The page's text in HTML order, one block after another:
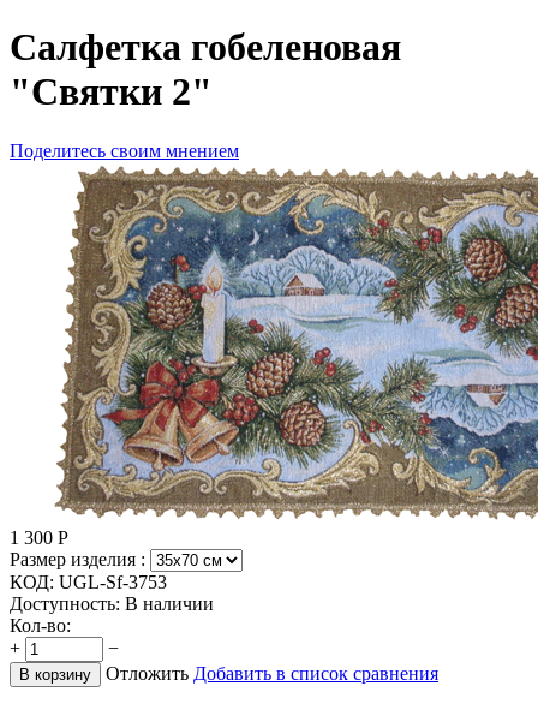
Салфетка гобеленовая
"Святки 2"
Поделитесь своим мнением
1 300 Р
Размер изделия :
КОД: UGL-Sf-3753
Доступность: В наличии
Кол-во:
+
−
В корзину Отложить Добавить в список сравнения